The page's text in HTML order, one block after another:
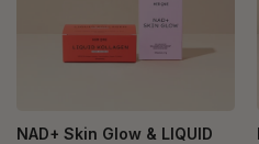
NAD+ Skin Glow & LIQUID